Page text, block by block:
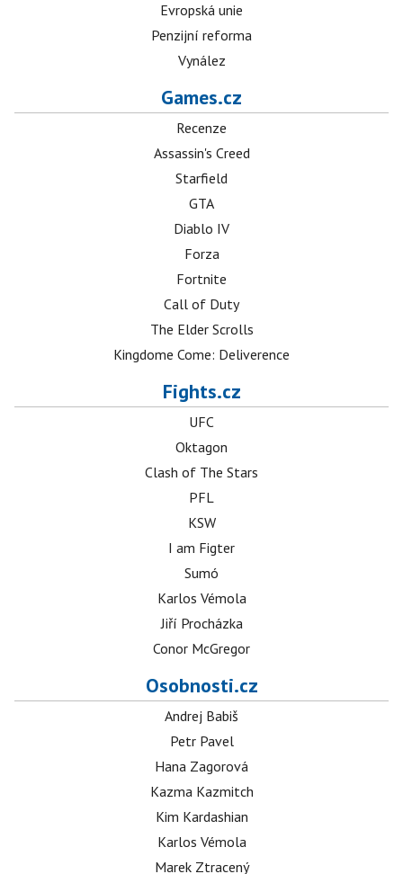
Evropská unie
Penzijní reforma
Vynález
Games.cz
Recenze
Assassin's Creed
Starfield
GTA
Diablo IV
Forza
Fortnite
Call of Duty
The Elder Scrolls
Kingdome Come: Deliverence
Fights.cz
UFC
Oktagon
Clash of The Stars
PFL
KSW
I am Figter
Sumó
Karlos Vémola
Jiří Procházka
Conor McGregor
Osobnosti.cz
Andrej Babiš
Petr Pavel
Hana Zagorová
Kazma Kazmitch
Kim Kardashian
Karlos Vémola
Marek Ztracený